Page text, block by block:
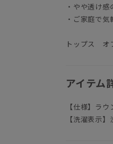
・やや透け
・ご家庭で
トップス オ
アイテム
【仕様】ラ
【洗濯表示